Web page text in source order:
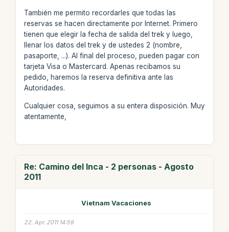
También me permito recordarles que todas las
reservas se hacen directamente por Internet. Primero
tienen que elegir la fecha de salida del trek y luego,
llenar los datos del trek y de ustedes 2 (nombre,
pasaporte, ...). Al final del proceso, pueden pagar con
tarjeta Visa o Mastercard. Apenas recibamos su
pedido, haremos la reserva definitiva ante las
Autoridades.
Cualquier cosa, seguimos a su entera disposición. Muy
atentamente,
Re: Camino del Inca - 2 personas - Agosto
2011
Vietnam Vacaciones
22. Apr. 2011 14:59